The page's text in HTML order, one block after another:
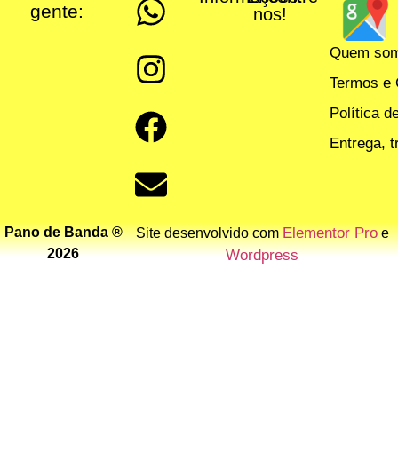
gente:
nos!
Quem
Termos e
Política
Entrega,
Pano de Banda ®
2026
Site desenvolvido comElementor Proe
Wordpress